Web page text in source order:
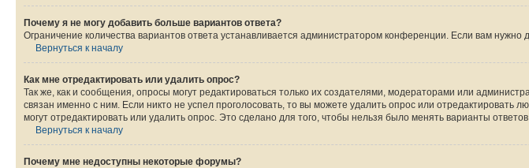
Почему я не могу добавить больше вариантов ответа?
Ограничение количества вариантов ответа устанавливается администратором конференции. Если вам
Вернуться к началу
Как мне отредактировать или удалить опрос?
Так же, как и сообщения, опросы могут редактироваться только их создателями, модераторами или
связан именно с ним. Если никто не успел проголосовать, то вы можете удалить опрос или
могут отредактировать или удалить опрос. Это сделано для того, чтобы нельзя было менять варианты
Вернуться к началу
Почему мне недоступны некоторые форумы?